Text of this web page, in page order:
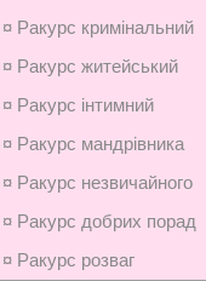
¤ Ракурс кримінальний
¤ Ракурс житейський
¤ Ракурс інтимний
¤ Ракурс мандрівника
¤ Ракурс незвичайного
¤ Ракурс добрих порад
¤ Ракурс розваг